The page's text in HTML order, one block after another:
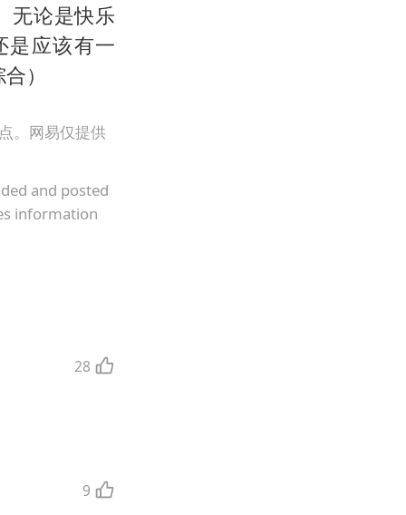
无论是快乐
是应该有一
）
。网易仅提供
and posted
information
28
9